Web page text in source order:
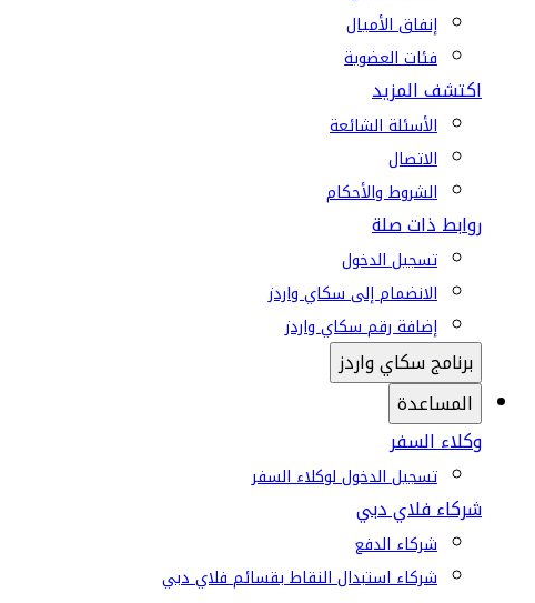
إنفاق الأميال
فئات العضوية
اكتشف المزيد
الأسئلة الشائعة
الاتصال
الشروط والأحكام
روابط ذات صلة
تسجيل الدخول
الانضمام إلى سكاي واردز
إضافة رقم سكاي واردز
برنامج سكاي واردز
المساعدة
وكلاء السفر
تسجيل الدخول لوكلاء السفر
شركاء فلاي دبي
شركاء الدفع
شركاء استبدال النقاط بقسائم فلاي دبي